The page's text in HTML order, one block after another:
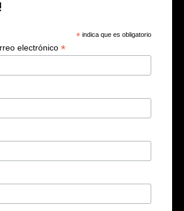
* indica que es obligatorio
electrónico *